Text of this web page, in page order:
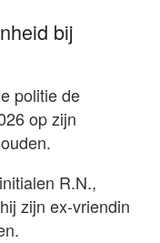
bij
politie de
op zijn
R.N.,
zijn ex-vriendin